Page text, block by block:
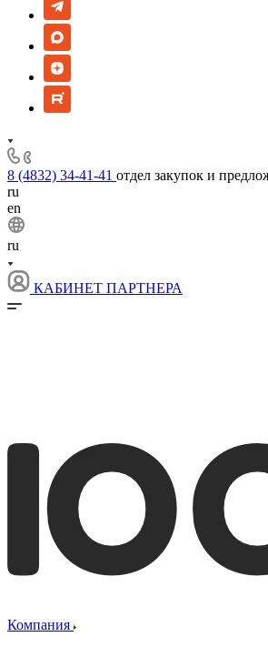
8 (4832) 34-41-41 отдел закупок и
ru
en
ru
КАБИНЕТ ПАРТНЕРА
Компания